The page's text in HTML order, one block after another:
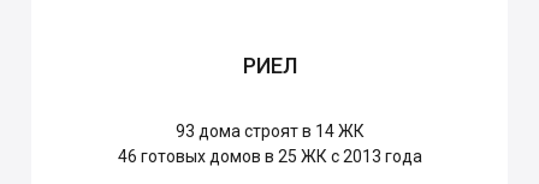
РИЕЛ
93 дома строят в 14 ЖК
46 готовых домов в 25 ЖК с 2013 года